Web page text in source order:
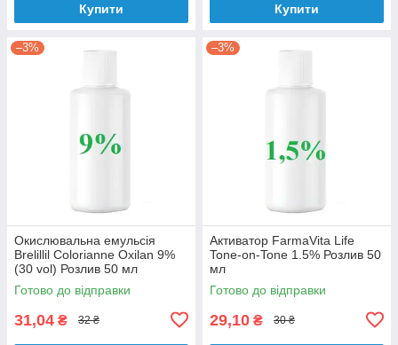
Купити Купити
–3%
Окислювальна емульсія
Brelillil Colorianne Oxilan 9%
(30 vol) Розлив 50 мл
Готово до відправки
31,04 ₴ 32 ₴
–3%
Активатор FarmaVita Life
Tone-on-Tone 1.5% Розлив 50
мл
Готово до відправки
29,10 ₴ 30 ₴